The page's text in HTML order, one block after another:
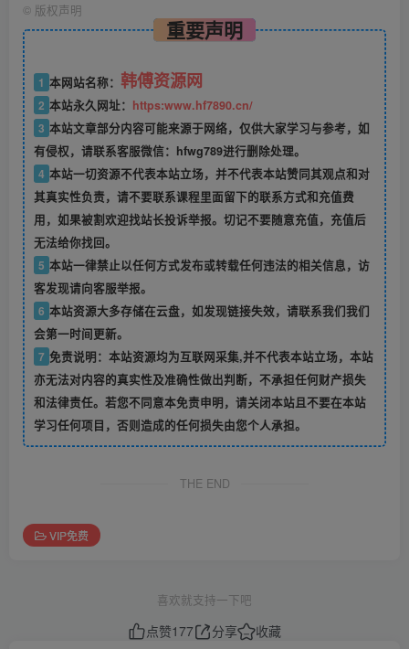
© 版权声明
重要声明
1 本网站名称： 韩傅资源网
2 本站永久网址： https:www.hf7890.cn/
3 本站文章部分内容可能来源于网络，仅供大家学习与参考，如
有侵权，请联系客服微信：hfwg789进行删除处理。
4 本站一切资源不代表本站立场，并不代表本站赞同其观点和对
其真实性负责，请不要联系课程里面留下的联系方式和充值费
用，如果被割欢迎找站长投诉举报。切记不要随意充值，充值后
无法给你找回。
5 本站一律禁止以任何方式发布或转载任何违法的相关信息，访
客发现请向客服举报。
6 本站资源大多存储在云盘，如发现链接失效，请联系我们我们
会第一时间更新。
7 免责说明：本站资源均为互联网采集,并不代表本站立场，本站
亦无法对内容的真实性及准确性做出判断，不承担任何财产损失
和法律责任。若您不同意本免责申明，请关闭本站且不要在本站
学习任何项目，否则造成的任何损失由您个人承担。
THE END
VIP免费
喜欢就支持一下吧
点赞177 分享
收藏